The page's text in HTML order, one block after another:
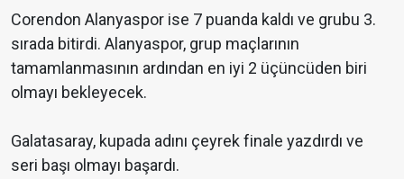
Corendon Alanyaspor ise 7 puanda kaldı ve grubu 3.
sırada bitirdi. Alanyaspor, grup maçlarının
tamamlanmasının ardından en iyi 2 üçüncüden biri
olmayı bekleyecek.
Galatasaray, kupada adını çeyrek finale yazdırdı ve
seri başı olmayı başardı.